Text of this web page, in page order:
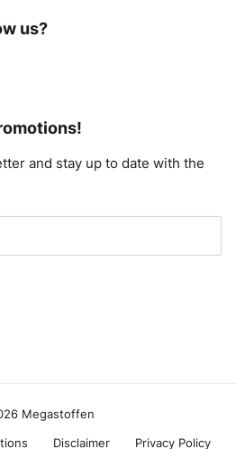
us?
and stay up to date with the
Megastoffen
Disclaimer Privacy Policy